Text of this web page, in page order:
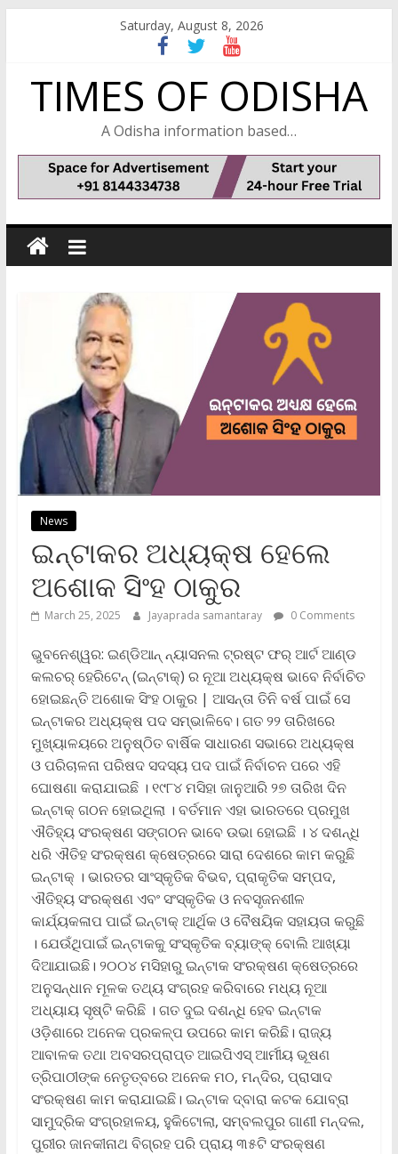
Saturday, August 8, 2026
TIMES OF ODISHA
A Odisha information based…
News
ଇନ୍‌ଟାକର ଅଧ୍ୟକ୍ଷ ହେଲେ
ଅଶୋକ ସିଂହ ଠାକୁର
March 25, 2025 Jayaprada samantaray 0 Comments
ଭୁବନେଶ୍ୱର: ଇଣ୍ଡିଆନ୍ ନ୍ୟାସନଲ ଟ୍ରଷ୍ଟ ଫର୍ ଆର୍ଟ ଆଣ୍ଡ
କଲଚର୍ ହେରିଟେନ୍‌ (ଇନ୍‌ଟାକ୍) ର ନୂଆ ଅଧ୍ୟକ୍ଷ ଭାବେ ନିର୍ବାଚିତ
ହୋଇଛନ୍ତି ଅଶୋକ ସିଂହ ଠାକୁର | ଆସନ୍ତା ତିନି ବର୍ଷ ପାଇଁ ସେ
ଇନ୍‌ଟାକର ଅଧ୍ୟକ୍ଷ ପଦ ସମ୍ଭାଳିବେ। ଗତ ୨୨ ତାରିଖରେ
ମୁଖ୍ୟାଳୟରେ ଅନୁଷ୍ଠିତ ବାର୍ଷିକ ସାଧାରଣ ସଭାରେ ଅଧ୍ୟକ୍ଷ
ଓ ପରିଚାଳନା ପରିଷଦ ସଦସ୍ୟ ପଦ ପାଇଁ ନିର୍ବାଚନ ପରେ ଏହି
ଘୋଷଣା କରାଯାଇଛି । ୧୯୮୪ ମସିହା ଜାନୁଆରି ୨୭ ତାରିଖ ଦିନ
ଇନ୍‌ଟାକ୍ ଗଠନ ହୋଇଥିଲା । ବର୍ତମାନ ଏହା ଭାରତରେ ପ୍ରମୁଖ
ଐତିହ୍ୟ ସଂରକ୍ଷଣ ସଙ୍ଗଠନ ଭାବେ ଉଭା ହୋଇଛି । ୪ ଦଶନ୍ଧି
ଧରି ଐତିହ ସଂରକ୍ଷଣ କ୍ଷେତ୍ରରେ ସାରା ଦେଶରେ କାମ କରୁଛି
ଇନ୍‌ଟାକ୍ । ଭାରତର ସାଂସ୍କୃତିକ ବିଭବ, ପ୍ରାକୃତିକ ସମ୍ପଦ,
ଐତିହ୍ୟ ସଂରକ୍ଷଣ ଏବଂ ସଂସ୍କୃତିକ ଓ ନବସୃଜନଶୀଳ
କାର୍ଯ୍ୟକଳାପ ପାଇଁ ଇନ୍‌ଟାକ୍ ଆର୍ଥିକ ଓ ବୈଷୟିକ ସହାୟତା କରୁଛି
। ଯେଉଁଥିପାଇଁ ଇନ୍‌ଟାକକୁ ସଂସ୍କୃତିକ ବ୍ୟାଙ୍କ୍ ବୋଲି ଆଖ୍ୟା
ଦିଆଯାଇଛି। ୨୦୦୪ ମସିହାରୁ ଇନ୍‌ଟାକ ସଂରକ୍ଷଣ କ୍ଷେତ୍ରରେ
ଅନୁସନ୍ଧାନ ମୂଳକ ତଥ୍ୟ ସଂଗ୍ରହ କରିବାରେ ମଧ୍ୟ ନୂଆ
ଅଧ୍ୟାୟ ସୃଷ୍ଟି କରିଛି । ଗତ ଦୁଇ ଦଶନ୍ଧି ହେବ ଇନ୍‌ଟାକ
ଓଡ଼ିଶାରେ ଅନେକ ପ୍ରକଳ୍ପ ଉପରେ କାମ କରିଛି। ରାଜ୍ୟ
ଆବାଳକ ତଥା ଅବସରପ୍ରାପ୍ତ ଆଇପିଏସ୍ ଆର୍ମୀୟ ଭୂଷଣ
ତ୍ରିପାଠୀଙ୍କ ନେତୃତ୍ବରେ ଅନେକ ମଠ, ମନ୍ଦିର, ପ୍ରାସାଦ
ସଂରକ୍ଷଣ କାମ କରାଯାଇଛି। ଇନ୍‌ଟାକ ଦ୍ବାରା କଟକ ଯୋବ୍ରା
ସାମୁଦ୍ରିକ ସଂଗ୍ରହାଳୟ, ହୁକିଟୋଲା, ସମ୍ବଲପୁର ଗାଣୀ ମନ୍ଦଲ,
ପୁରୀର ଜାନକୀନାଥ ବିଗ୍ରହ ପରି ପ୍ରାୟ ୩୫ଟି ସଂରକ୍ଷଣ